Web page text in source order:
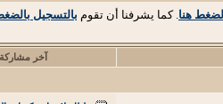
هنا. كما يشرفنا أن تقوم بالتسجيل
آخر مشاركة